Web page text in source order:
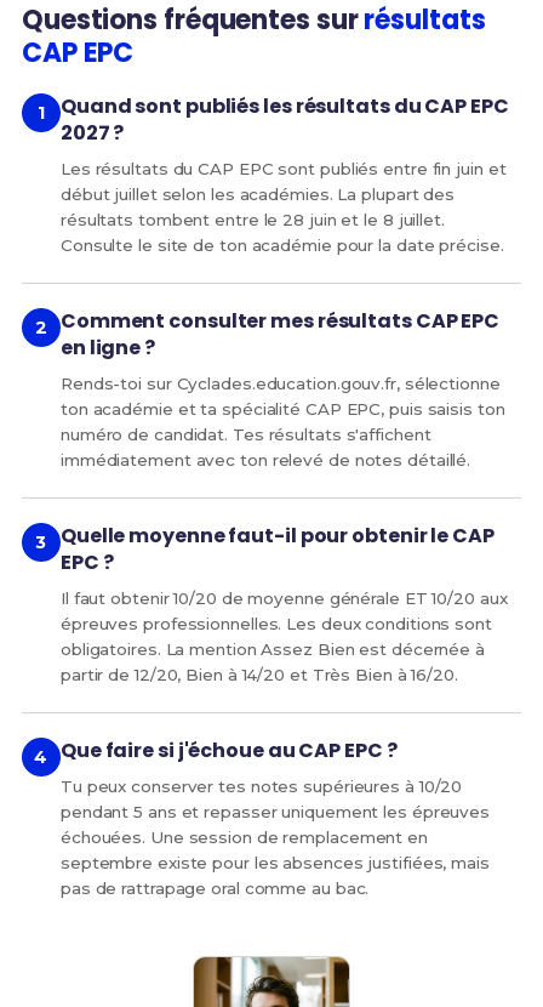
Questions fréquentes surrésultats
CAP EPC
Quand sont publiés les résultats du CAP EPC
2027 ?
Les résultats du CAP EPC sont publiés entre fin juin et
début juillet selon les académies. La plupart des
résultats tombent entre le 28 juin et le 8 juillet.
Consulte le site de ton académie pour la date précise.
Comment consulter mes résultats CAP EPC
en ligne ?
Rends-toi sur Cyclades.education.gouv.fr, sélectionne
ton académie et ta spécialité CAP EPC, puis saisis ton
numéro de candidat. Tes résultats s'affichent
immédiatement avec ton relevé de notes détaillé.
Quelle moyenne faut-il pour obtenir le CAP
EPC ?
Il faut obtenir 10/20 de moyenne générale ET 10/20 aux
épreuves professionnelles. Les deux conditions sont
obligatoires. La mention Assez Bien est décernée à
partir de 12/20, Bien à 14/20 et Très Bien à 16/20.
Que faire si j'échoue au CAP EPC ?
Tu peux conserver tes notes supérieures à 10/20
pendant 5 ans et repasser uniquement les épreuves
échouées. Une session de remplacement en
septembre existe pour les absences justifiées, mais
pas de rattrapage oral comme au bac.